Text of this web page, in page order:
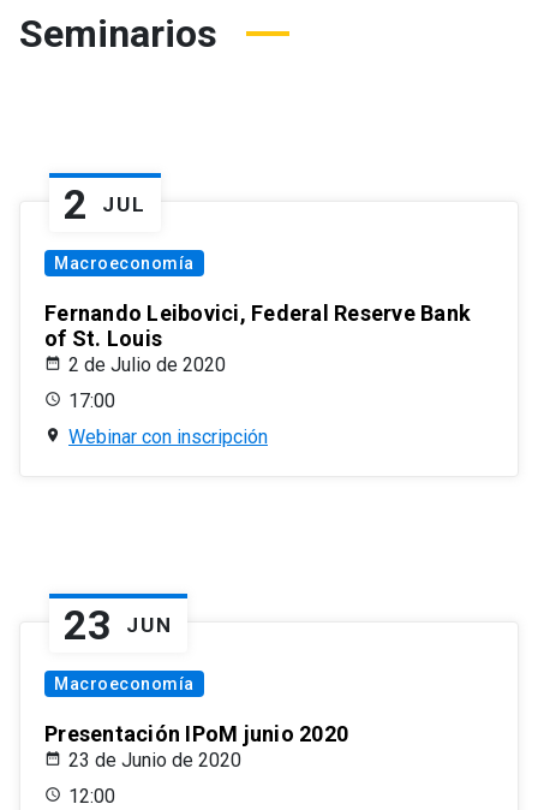
Seminarios
2 JUL
Macroeconomía
Fernando Leibovici, Federal Reserve Bank
of St. Louis
2 de Julio de 2020
17:00
Webinar con inscripción
23 JUN
Macroeconomía
Presentación IPoM junio 2020
23 de Junio de 2020
12:00